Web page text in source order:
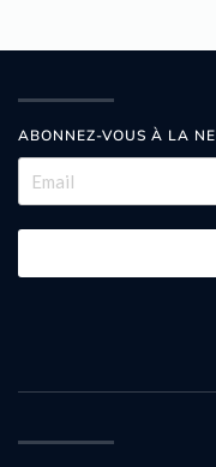
ABONNEZ-VOUS À LA